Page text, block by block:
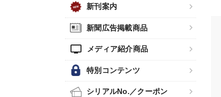
新刊案内
新聞広告掲載商品
tv メディア紹介商品
特別コンテンツ
シリアルNo.／クーポン